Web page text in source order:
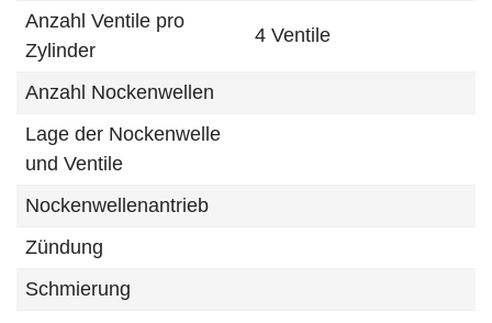
Anzahl Ventile pro
Zylinder
4 Ventile
Anzahl Nockenwellen
Lage der Nockenwelle
und Ventile
Nockenwellenantrieb
Zündung
Schmierung